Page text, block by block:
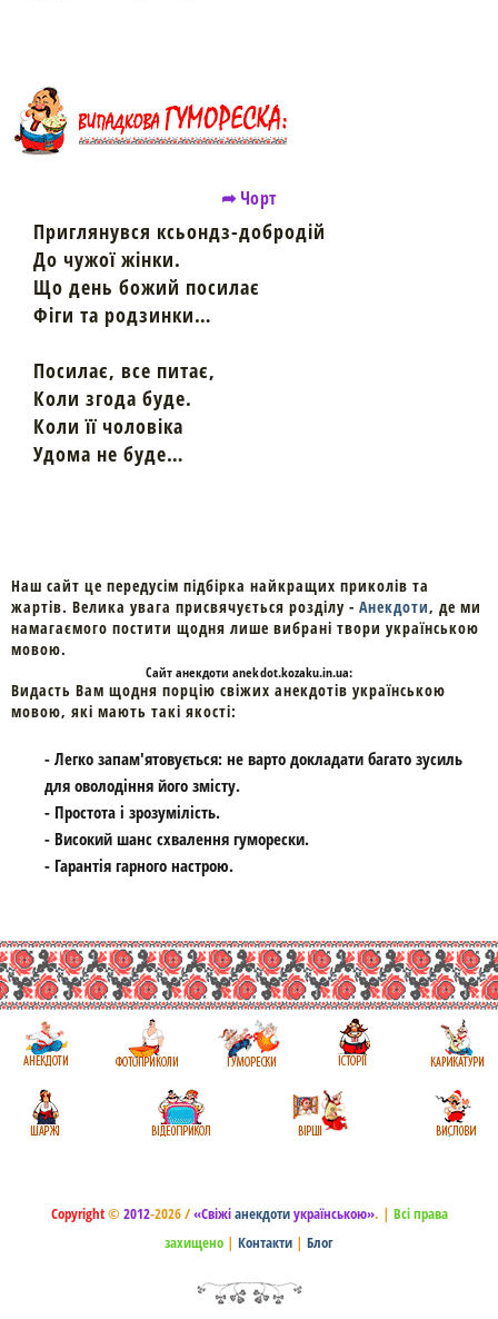
➦ Чорт
Приглянувся ксьондз-добродій
До чужої жінки.
Що день божий посилає
Фіги та родзинки…
Посилає, все питає,
Коли згода буде.
Коли її чоловіка
Удома не буде…
Наш сайт це передусім підбірка найкращих приколів та
жартів. Велика увага присвячується розділу - Анекдоти, де ми
намагаємого постити щодня лише вибрані твори українською
мовою.
Cайтанекдоти anekdot.kozaku.in.ua:
Видасть Вам щодня порцію свіжих анекдотів українською
мовою, які мають такі якості:
- Легко запам'ятовується: не варто докладати багато зусиль
для оволодіння його змісту.
- Простота і зрозумілість.
- Високий шанс схвалення гуморески.
- Гарантія гарного настрою.
Copyright© 2012-2026 /«Свіжіанекдотиукраїнською». | Всі права
захищено | Контакти | Блог